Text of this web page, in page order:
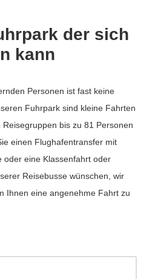
der sich
kann
Personen ist fast keine
Fuhrpark sind kleine Fahrten
bis zu 81 Personen
einen Flughafentransfer mit
oder eine Klassenfahrt oder
Reisebusse wünschen, wir
Ihnen eine angenehme Fahrt zu